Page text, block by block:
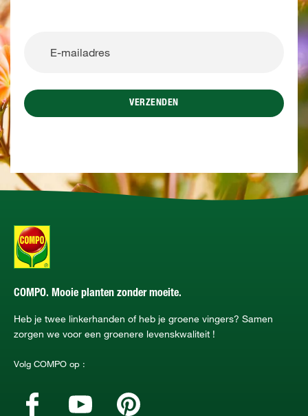
VERZENDEN
COMPO. Mooie planten zonder moeite.
Heb je twee linkerhanden of heb je groene vingers? Samen
zorgen we voor een groenere levenskwaliteit !
Volg COMPO op :